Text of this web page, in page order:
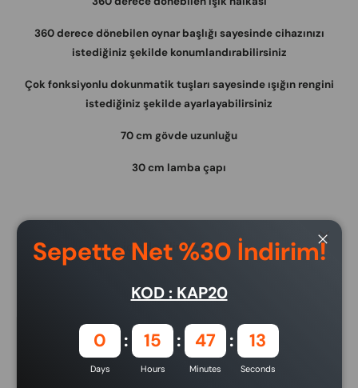
360 derece dönebilen oynar başlığı sayesinde cihazınızı
istediğiniz şekilde konumlandırabilirsiniz
Çok fonksiyonlu dokunmatik tuşları sayesinde ışığın rengini
istediğiniz şekilde ayarlayabilirsiniz
70 cm gövde uzunluğu
30 cm lamba çapı
5 iş günü içinde elinde
Close
Ödeme ve Güvenlik
Close
Sepette Net %30 İndirim!
KOD : KAP20
0
Days
15
Hours
47
Minutes
12
Seconds